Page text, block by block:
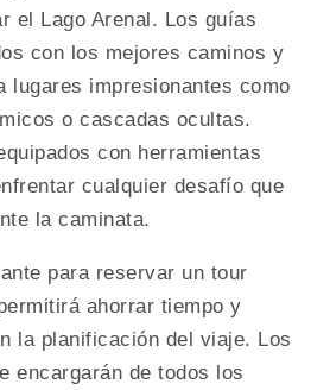
el Lago Arenal. Los guías
con los mejores caminos y
lugares impresionantes como
o cascadas ocultas.
con herramientas
cualquier desafío que
la caminata.
para reservar un tour
ahorrar tiempo y
la planificación del viaje. Los
encargarán de todos los